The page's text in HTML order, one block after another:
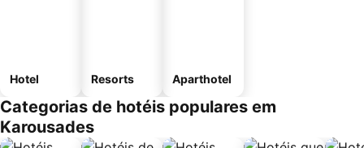
Hotel Resorts Aparthotel
Categorias de hotéis populares em
Karousades